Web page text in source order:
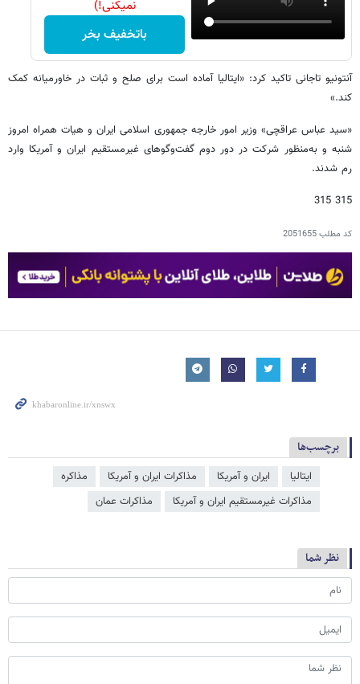
نمیکنی!)
باتخفیف بخر
آنتونیو تاجانی تاکید کرد: «ایتالیا آماده است برای صلح و ثبات در خاورمیانه کمک
کند.»
«سید عباس عراقچی» وزیر امور خارجه جمهوری اسلامی ایران و هیات همراه امروز
شنبه و به‌منظور شرکت در دور دوم گفت‌وگوهای غیرمستقیم ایران و آمریکا وارد
رم شدند.
315 315
کد مطلب2051655
برچسب‌ها
ایتالیا ایران و آمریکا مذاکرات ایران و آمریکا
مذاکره
مذاكرات غيرمستقيم ايران و آمریکا
مذاکرات عمان
نظر شما